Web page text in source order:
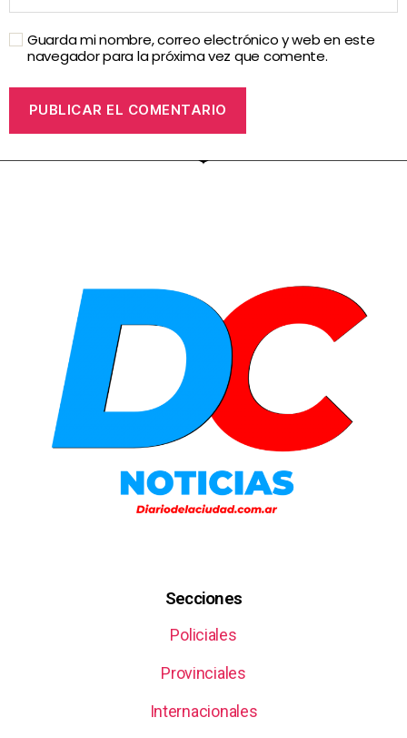
Guarda mi nombre, correo electrónico y web en este
navegador para la próxima vez que comente.
Secciones
Policiales
Provinciales
Internacionales